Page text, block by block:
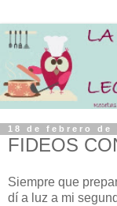
18 de febrero de
FIDEOS
Siempre que
dí a luz a mi